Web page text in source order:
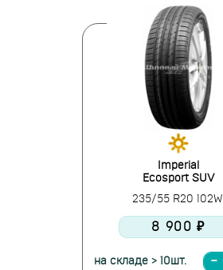
Imperial
Ecosport SUV
235/55 R20 102W
8 900 ₽
на складе > 10шт.